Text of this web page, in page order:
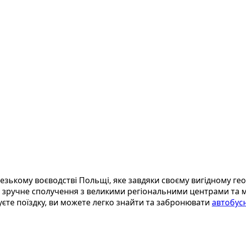
воєводстві Польщі, яке завдяки своєму вигідному
зручне сполучення з великими регіональними центрами
поїздку, ви можете легко знайти та забронювати